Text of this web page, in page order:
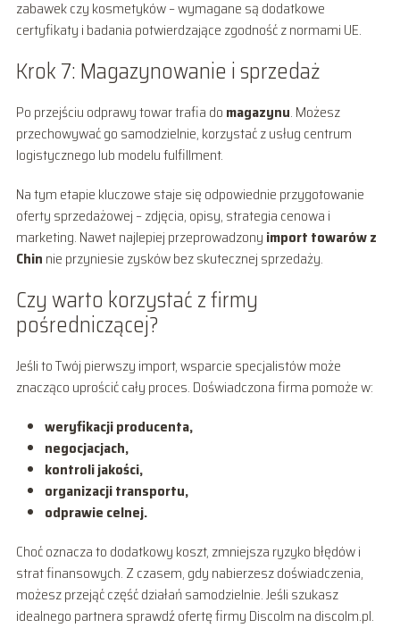
zabawek czy kosmetyków – wymagane są dodatkowe
certyfikaty i badania potwierdzające zgodność z normami UE.
Krok 7: Magazynowanie i sprzedaż
Po przejściu odprawy towar trafia do magazynu. Możesz
przechowywać go samodzielnie, korzystać z usług centrum
logistycznego lub modelu fulfillment.
Na tym etapie kluczowe staje się odpowiednie przygotowanie
oferty sprzedażowej – zdjęcia, opisy, strategia cenowa i
marketing. Nawet najlepiej przeprowadzony import towarów z
Chin nie przyniesie zysków bez skutecznej sprzedaży.
Czy warto korzystać z firmy
pośredniczącej?
Jeśli to Twój pierwszy import, wsparcie specjalistów może
znacząco uprościć cały proces. Doświadczona firma pomoże w:
weryfikacji producenta,
negocjacjach,
kontroli jakości,
organizacji transportu,
odprawie celnej.
Choć oznacza to dodatkowy koszt, zmniejsza ryzyko błędów i
strat finansowych. Z czasem, gdy nabierzesz doświadczenia,
możesz przejąć część działań samodzielnie. Jeśli szukasz
idealnego partnera sprawdź ofertę firmy Discolm na discolm.pl.